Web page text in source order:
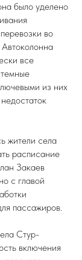
было уделено
во
все
из них
жители села
расписание
Закаев
с главой
пассажиров.
Стур-
включения